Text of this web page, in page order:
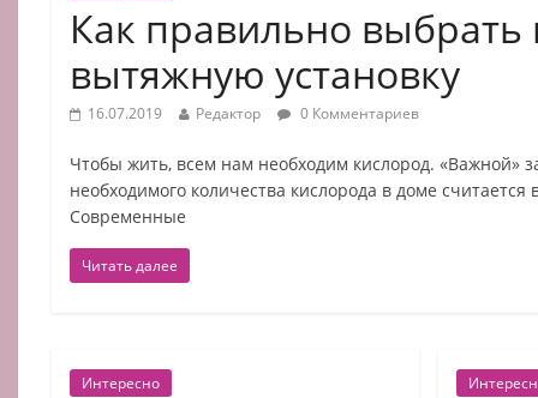
Как правильно выбрать
вытяжную установку
16.07.2019 Редактор 0 Комментариев
Чтобы жить, всем нам необходим кислород. «Важной»
необходимого количества кислорода в доме
Современные
Читать далее
Интересно